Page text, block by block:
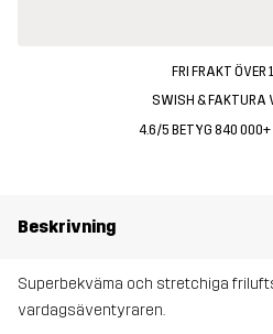
FRI FRAKT ÖVER
SWISH & FAKTURA
4.6/5 BETYG 840 000+
Beskrivning
Superbekväma och stretchiga
vardagsäventyraren.